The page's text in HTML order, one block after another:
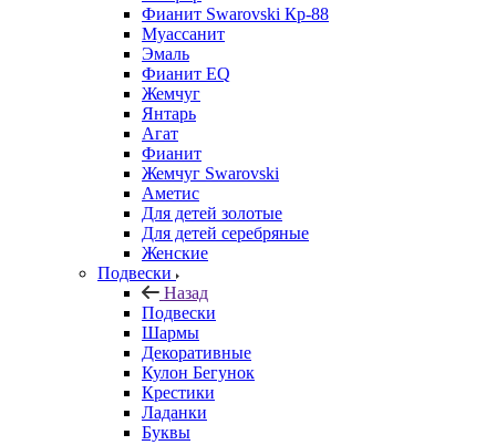
Фианит Swarovski Кр-88
Муассанит
Эмаль
Фианит EQ
Жемчуг
Янтарь
Агат
Фианит
Жемчуг Swarovski
Аметис
Для детей золотые
Для детей серебряные
Женские
Подвески
Назад
Подвески
Шармы
Декоративные
Кулон Бегунок
Крестики
Ладанки
Буквы